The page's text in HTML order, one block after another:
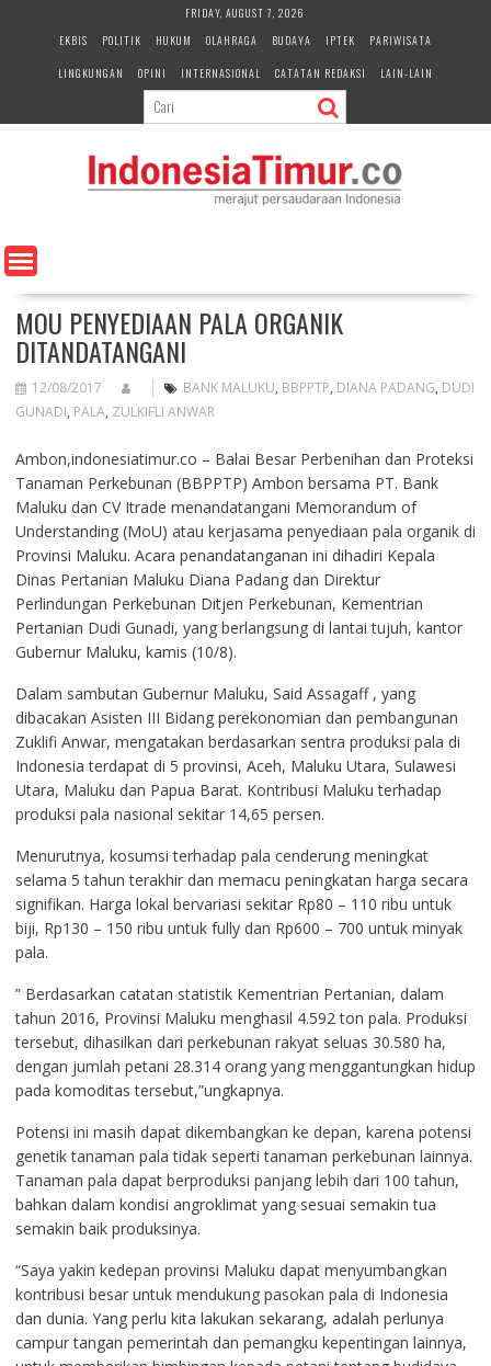
e
n
FRIDAY, AUGUST 7, 2026
EKBIS
POLITIK HUKUM OLAHRAGA BUDAYA IPTEK
PARIWISATA
LINGKUNGAN
OPINI INTERNASIONAL CATATAN REDAKSI LAIN-LAIN
MOU PENYEDIAAN PALA ORGANIK
DITANDATANGANI
12/08/2017 BANK MALUKU, BBPPTP, DIANA PADANG, DUDI
GUNADI, PALA, ZULKIFLI ANWAR
Ambon,indonesiatimur.co – Balai Besar Perbenihan dan Proteksi
Tanaman Perkebunan (BBPPTP) Ambon bersama PT. Bank
Maluku dan CV Itrade menandatangani Memorandum of
Understanding (MoU) atau kerjasama penyediaan pala organik di
Provinsi Maluku. Acara penandatanganan ini dihadiri Kepala
Dinas Pertanian Maluku Diana Padang dan Direktur
Perlindungan Perkebunan Ditjen Perkebunan, Kementrian
Pertanian Dudi Gunadi, yang berlangsung di lantai tujuh, kantor
Gubernur Maluku, kamis (10/8).
Dalam sambutan Gubernur Maluku, Said Assagaff , yang
dibacakan Asisten III Bidang perekonomian dan pembangunan
Zuklifi Anwar, mengatakan berdasarkan sentra produksi pala di
Indonesia terdapat di 5 provinsi, Aceh, Maluku Utara, Sulawesi
Utara, Maluku dan Papua Barat. Kontribusi Maluku terhadap
produksi pala nasional sekitar 14,65 persen.
Menurutnya, kosumsi terhadap pala cenderung meningkat
selama 5 tahun terakhir dan memacu peningkatan harga secara
signifikan. Harga lokal bervariasi sekitar Rp80 – 110 ribu untuk
biji, Rp130 – 150 ribu untuk fully dan Rp600 – 700 untuk minyak
pala.
” Berdasarkan catatan statistik Kementrian Pertanian, dalam
tahun 2016, Provinsi Maluku menghasil 4.592 ton pala. Produksi
tersebut, dihasilkan dari perkebunan rakyat seluas 30.580 ha,
dengan jumlah petani 28.314 orang yang menggantungkan hidup
pada komoditas tersebut,”ungkapnya.
Potensi ini masih dapat dikembangkan ke depan, karena potensi
genetik tanaman pala tidak seperti tanaman perkebunan lainnya.
Tanaman pala dapat berproduksi panjang lebih dari 100 tahun,
bahkan dalam kondisi angroklimat yang sesuai semakin tua
semakin baik produksinya.
“Saya yakin kedepan provinsi Maluku dapat menyumbangkan
kontribusi besar untuk mendukung pasokan pala di Indonesia
dan dunia. Yang perlu kita lakukan sekarang, adalah perlunya
campur tangan pemerintah dan pemangku kepentingan lainnya,